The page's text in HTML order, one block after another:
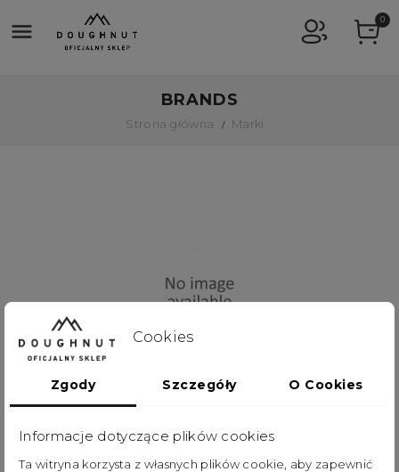
 0
BRANDS
Strona główna Marki
368 produktów
zobacz produkty
Cookies
Zgody Szczegóły O Cookies
Informacje dotyczące plików cookies
Ta witryna korzysta z własnych plików cookie, aby zapewnić